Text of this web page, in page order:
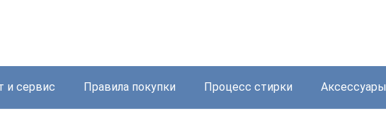
и сервис Правила покупки Процесс стирки Аксессуары